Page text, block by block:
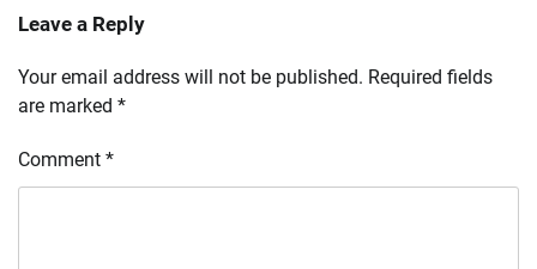
Leave a Reply
Your email address will not be published. Required fields
are marked *
Comment *